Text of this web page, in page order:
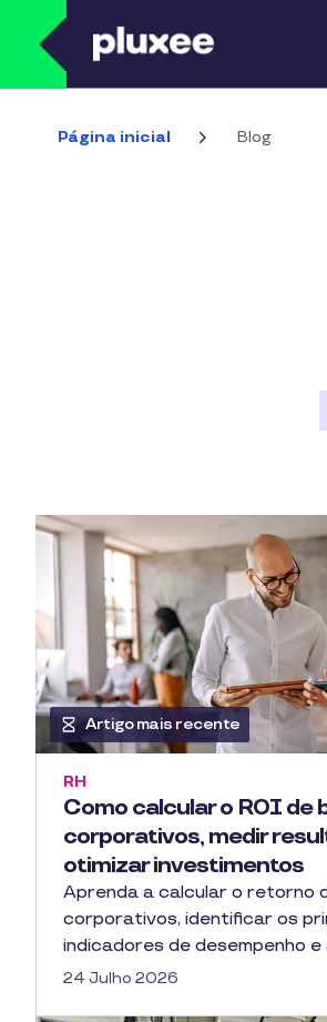
Pular para o conteúdo principal
Página inicial Blog
Artigo mais recente
Como calcular o ROI de
corporativos, medir
otimizar investimentos
RH
Aprenda a calcular o retorno
corporativos, identificar os
indicadores de desempenho
24 Julho 2026